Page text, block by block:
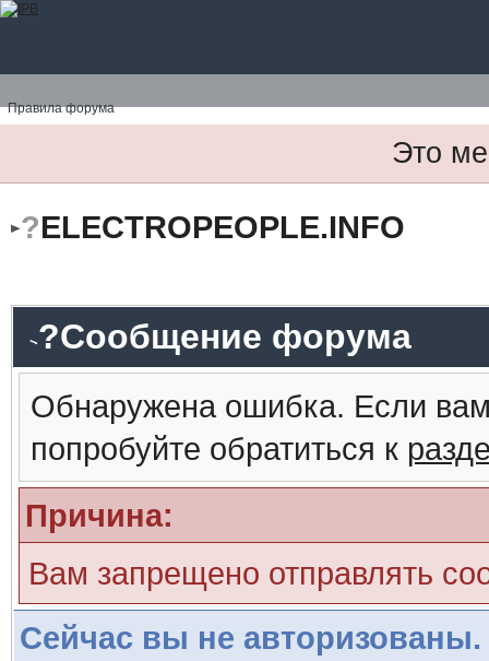
Правила форума
Это
?ELECTROPEOPLE.INFO
?Сообщение форума
Обнаружена ошибка. Если
попробуйте обратиться к
Причина:
Вам запрещено отправлять
Сейчас вы не авторизованы.